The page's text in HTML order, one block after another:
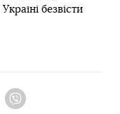
безвісти